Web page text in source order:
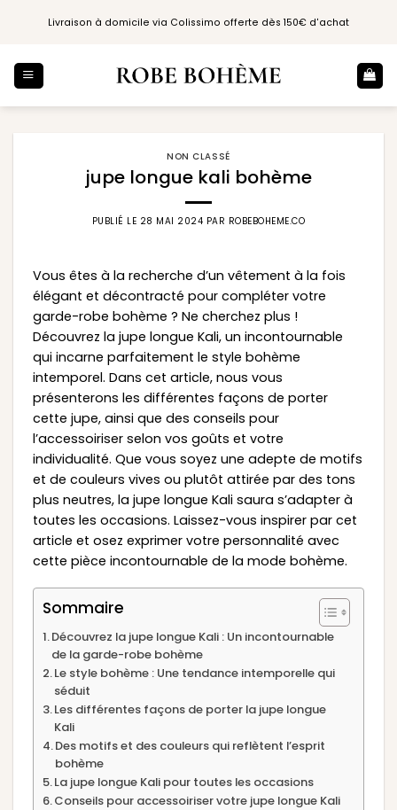
Livraison à domicile via Colissimo offerte dès 150€ d'achat
NON CLASSÉ
jupe longue kali bohème
PUBLIÉ LE 28 MAI 2024 PAR ROBEBOHEME.CO
Vous êtes à la recherche d’un vêtement à la fois
élégant et décontracté pour compléter votre
garde-robe bohème ? Ne cherchez plus !
Découvrez la jupe longue Kali, un incontournable
qui incarne parfaitement le style bohème
intemporel. Dans cet article, nous vous
présenterons les différentes façons de porter
cette jupe, ainsi que des conseils pour
l’accessoiriser selon vos goûts et votre
individualité. Que vous soyez une adepte de motifs
et de couleurs vives ou plutôt attirée par des tons
plus neutres, la jupe longue Kali saura s’adapter à
toutes les occasions. Laissez-vous inspirer par cet
article et osez exprimer votre personnalité avec
cette pièce incontournable de la mode bohème.
Sommaire
Découvrez la jupe longue Kali : Un incontournable
de la garde-robe bohème
Le style bohème : Une tendance intemporelle qui
séduit
Les différentes façons de porter la jupe longue
Kali
Des motifs et des couleurs qui reflètent l’esprit
bohème
La jupe longue Kali pour toutes les occasions
Conseils pour accessoiriser votre jupe longue Kali